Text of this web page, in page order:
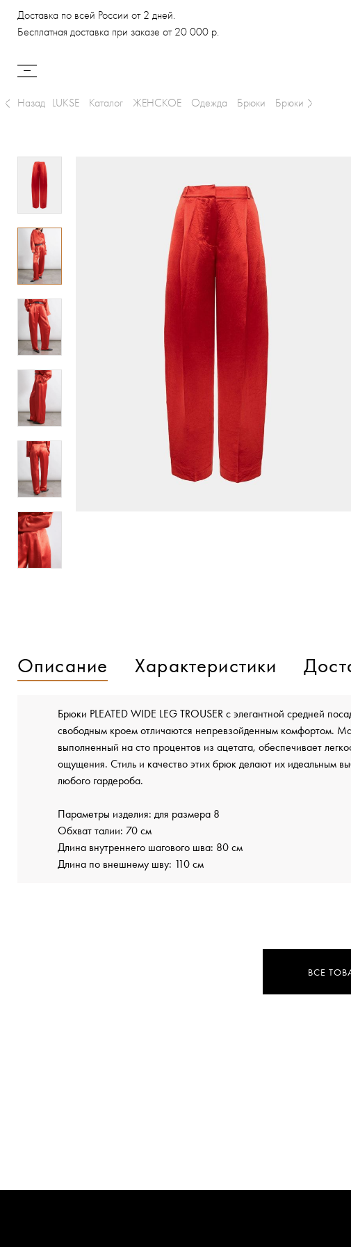
Доставка по всей России от 2 дней.
Бесплатная доставка при заказе от 20 000 р.
Назад LUKSE Каталог ЖЕНСКОЕ Одежда Брюки Брюки
Описание Характеристики
Брюки PLEATED WIDE LEG TROUSER с элегантной средней
свободным кроем отличаются непревзойденным комфортом.
выполненный на сто процентов из ацетата, обеспечивает
ощущения. Стиль и качество этих брюк делают их идеальным
любого гардероба.
Параметры изделия: для размера 8
Обхват талии: 70 см
Длина внутреннего шагового шва: 80 см
Длина по внешнему шву: 110 см
ВСЕ